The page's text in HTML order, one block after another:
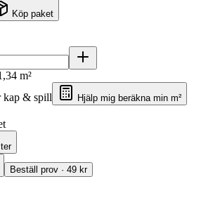
Köp paket
m²
kap & spill
Hjälp mig beräkna min m²
Beställ prov · 49 kr